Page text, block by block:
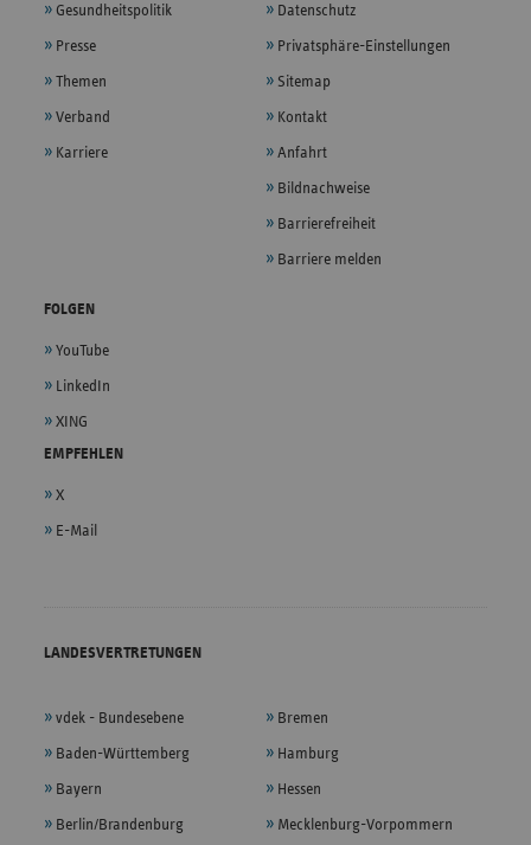
Gesundheitspolitik
Presse
Themen
Verband
Karriere
Datenschutz
Privatsphäre-Einstellungen
Sitemap
Kontakt
Anfahrt
Bildnachweise
Barrierefreiheit
Barriere melden
FOLGEN
YouTube
LinkedIn
XING
EMPFEHLEN
X
E-Mail
LANDESVERTRETUNGEN
vdek - Bundesebene
Baden-Württemberg
Bayern
Berlin/Brandenburg
Bremen
Hamburg
Hessen
Mecklenburg-Vorpommern